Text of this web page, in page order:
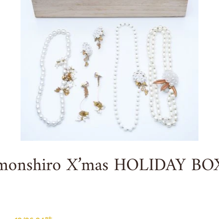
X’mas HOLIDAY